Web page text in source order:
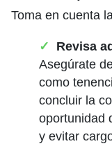
Toma en cuenta
Revisa
Asegúrate
como
concluir la
oportunidad
y evitar